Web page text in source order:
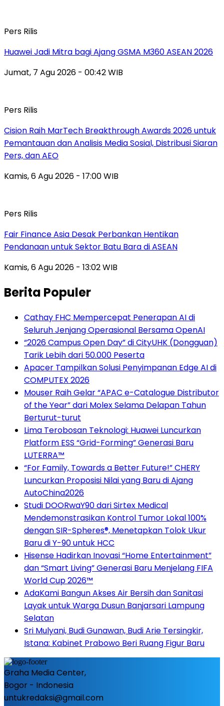
Pers Rilis
Huawei Jadi Mitra bagi Ajang GSMA M360 ASEAN 2026
Jumat, 7 Agu 2026 - 00:42 WIB
Pers Rilis
Cision Raih MarTech Breakthrough Awards 2026 untuk
Pemantauan dan Analisis Media Sosial, Distribusi Siaran
Pers, dan AEO
Kamis, 6 Agu 2026 - 17:00 WIB
Pers Rilis
Fair Finance Asia Desak Perbankan Hentikan
Pendanaan untuk Sektor Batu Bara di ASEAN
Kamis, 6 Agu 2026 - 13:02 WIB
Berita Populer
Cathay FHC Mempercepat Penerapan AI di
Seluruh Jenjang Operasional Bersama OpenAI
“2026 Campus Open Day” di CityUHK (Dongguan)
Tarik Lebih dari 50.000 Peserta
Apacer Tampilkan Solusi Penyimpanan Edge AI di
COMPUTEX 2026
Mouser Raih Gelar “APAC e-Catalogue Distributor
of the Year” dari Molex Selama Delapan Tahun
Berturut-turut
Lima Terobosan Teknologi: Huawei Luncurkan
Platform ESS “Grid-Forming” Generasi Baru
LUTERRA™
“For Family, Towards a Better Future!” CHERY
Luncurkan Proposisi Nilai yang Baru di Ajang
AutoChina2026
Studi DOORwaY90 dari Sirtex Medical
Mendemonstrasikan Kontrol Tumor Lokal 100%
dengan SIR-Spheres®, Menetapkan Tolok Ukur
Baru di Y-90 untuk HCC
Hisense Hadirkan Inovasi “Home Entertainment”
dan “Smart Living” Generasi Baru Menjelang FIFA
World Cup 2026™
AdaKami Bangun Akses Air Bersih dan Sanitasi
Layak untuk Warga Dusun Banjarsari Lampung
Selatan
Sri Mulyani, Budi Gunawan, Budi Arie Tersingkir,
Istana: Kabinet Prabowo Beri Ruang Figur Baru
Graha Media Center,
Bogor - Indonesia
untukredaksi@gmail.com